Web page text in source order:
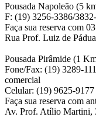
Pousada Napoleão (5
F: (19) 3256-3386/
Faça sua reserva com
Rua Prof. Luiz de
Pousada Pirâmide (1
Fone/Fax: (19) 3289-
comercial
Celular: (19) 9625-
Faça sua reserva com
Av. Prof. Atílio Martini,